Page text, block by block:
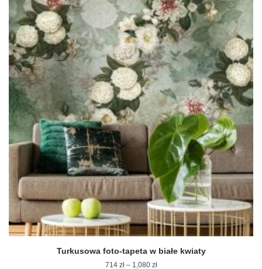
ma
wiele
wariantów.
Opcje
można
wybrać
na
stronie
produktu
Turkusowa foto-tapeta w białe kwiaty
714 zł – 1,080 złZakres